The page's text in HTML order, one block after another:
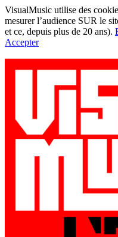
VisualMusic utilise des
mesurer l’audience SUR le
et ce, depuis plus de 20 ans).
Accepter